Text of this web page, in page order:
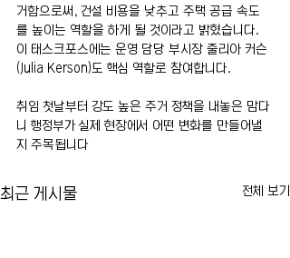
거함으로써, 건설 비용을 낮추고 주택 공급 속도
를 높이는 역할을 하게 될 것이라고 밝혔습니다.
이 태스크포스에는 운영 담당 부시장 줄리아 커슨
(Julia Kerson)도 핵심 역할로 참여합니다.
취임 첫날부터 강도 높은 주거 정책을 내놓은 맘다
니 행정부가 실제 현장에서 어떤 변화를 만들어낼
지 주목됩니다
최근 게시물 전체 보기